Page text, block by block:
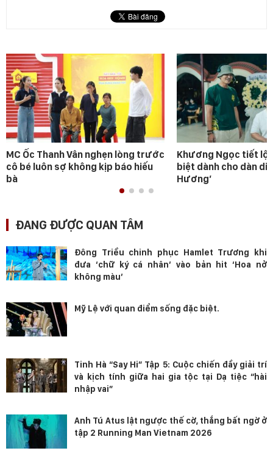
MC Ốc Thanh Vân nghẹn lòng trước
cô bé luôn sợ không kịp báo hiếu
bà
Khương Ngọc tiết lộ
biệt dành cho dàn
Hương’
ĐANG ĐƯỢC QUAN TÂM
Đông Triều chinh phục Hamlet Trương khi
đưa ‘chữ ký cá nhân’ vào bản hit ‘Hoa nở
không màu’
Mỹ Lệ với quan điểm sống đặc biệt.
Tinh Hà “Say Hi” Tập 5: Cuộc chiến đầy giải trí
và kịch tính giữa hai gia tộc tại Dạ tiệc “hài
nhập vai”
Anh Tú Atus lật ngược thế cờ, thắng bất ngờ ở
tập 2 Running Man Vietnam 2026